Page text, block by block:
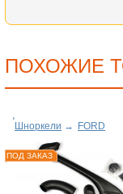
ПОХОЖИЕ
Шноркели → FORD
ПОД ЗАКАЗ